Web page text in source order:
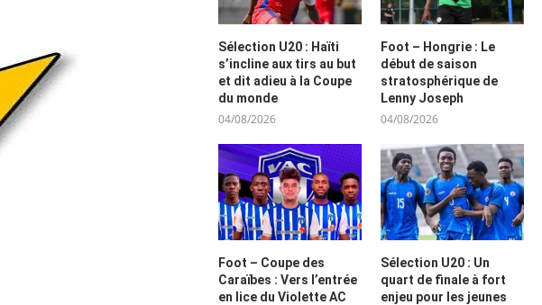
Sélection U20 : Haïti
s’incline aux tirs au but
et dit adieu à la Coupe
du monde
04/08/2026
Foot – Hongrie : Le
début de saison
stratosphérique de
Lenny Joseph
04/08/2026
Foot – Coupe des
Caraïbes : Vers l’entrée
en lice du Violette AC
Sélection U20 : Un
quart de finale à fort
enjeu pour les jeunes